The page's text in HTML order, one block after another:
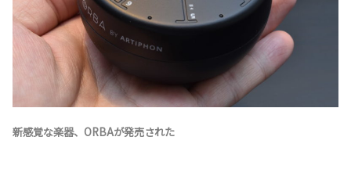
新感覚な楽器、ORBAが発売された